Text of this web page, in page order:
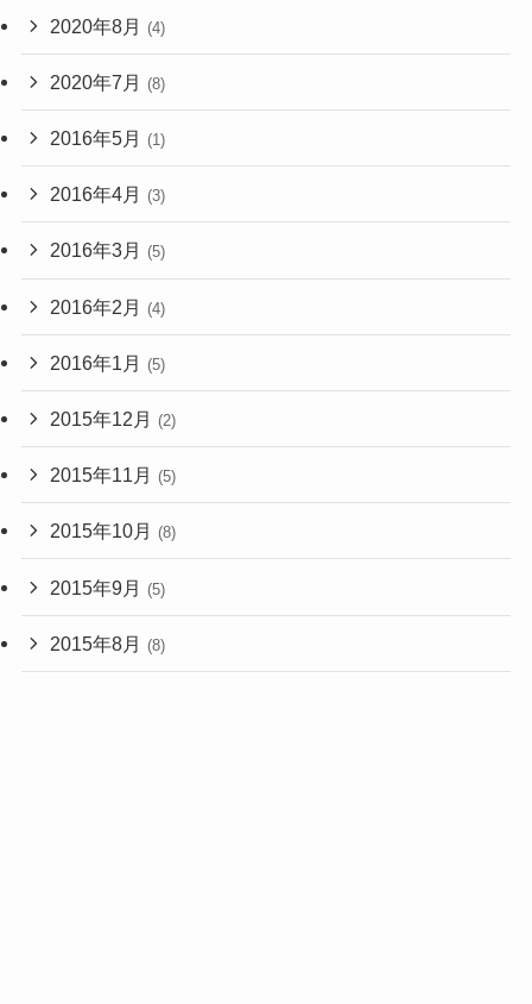
2020年8月 (4)
2020年7月 (8)
2016年5月 (1)
2016年4月 (3)
2016年3月 (5)
2016年2月 (4)
2016年1月 (5)
2015年12月 (2)
2015年11月 (5)
2015年10月 (8)
2015年9月 (5)
2015年8月 (8)